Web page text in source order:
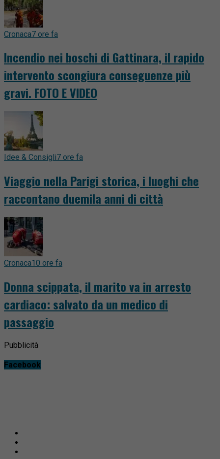
Cronaca7 ore fa
Incendio nei boschi di Gattinara, il rapido
intervento scongiura conseguenze più
gravi. FOTO E VIDEO
Idee & Consigli7 ore fa
Viaggio nella Parigi storica, i luoghi che
raccontano duemila anni di città
Cronaca10 ore fa
Donna scippata, il marito va in arresto
cardiaco: salvato da un medico di
passaggio
Pubblicità
Facebook